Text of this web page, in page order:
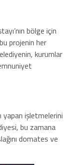
bölge için
projenin her
kurumlar
yapan işletmelerini
bu zamana
domates ve